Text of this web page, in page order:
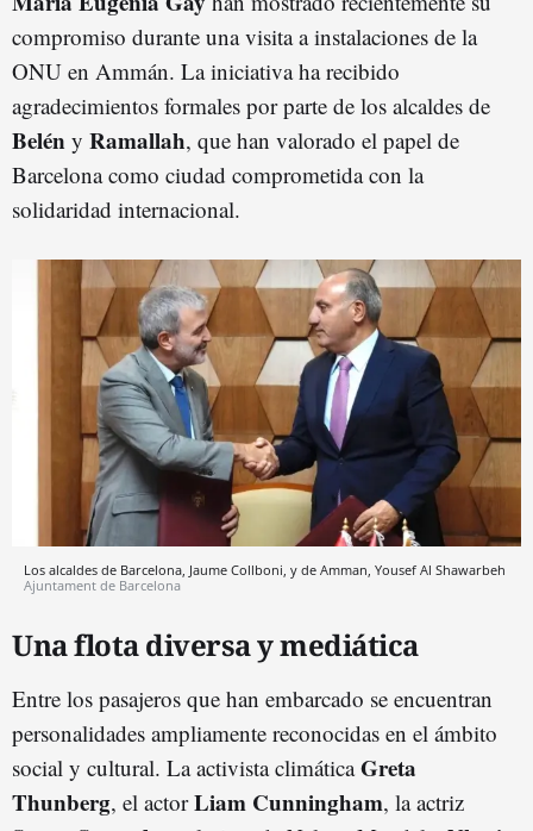
compromiso durante una visita a instalaciones de la
ONU en Ammán. La iniciativa ha recibido
agradecimientos formales por parte de los alcaldes de
Belén y Ramallah, que han valorado el papel de
Barcelona como ciudad comprometida con la
solidaridad internacional.
Los alcaldes de Barcelona, Jaume Collboni, y de Amman, Yousef Al Shawarbeh
Ajuntament de Barcelona
Una flota diversa y mediática
Entre los pasajeros que han embarcado se encuentran
personalidades ampliamente reconocidas en el ámbito
social y cultural. La activista climáticaGreta
Thunberg, el actorLiam Cunningham, la actriz